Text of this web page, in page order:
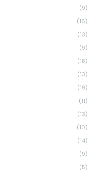
(9)
(16)
(13)
(9)
(18)
(13)
(19)
(11)
(13)
(10)
(14)
(9)
(5)